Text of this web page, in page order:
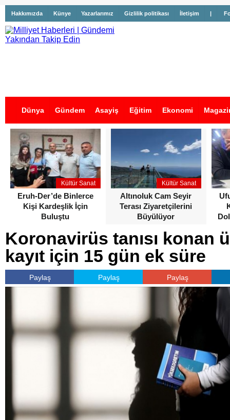
Hakkımızda Künye Yazarlarımız Gizlilik politikası İletişim |
Dünya Gündem Asayiş Eğitim Ekonomi
İş İlanları
Kültür Sanat
Eruh-Der’de Binlerce
Kişi Kardeşlik İçin
Buluştu
Kültür Sanat
Altınoluk Cam Seyir
Terası Ziyaretçilerini
Büyülüyor
Koronavirüs tanısı konan
kayıt için 15 gün ek süre
Paylaş Paylaş Paylaş